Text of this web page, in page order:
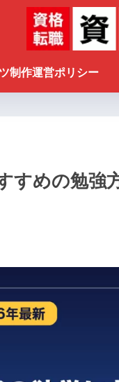
制作運営ポリシー
すめの勉強